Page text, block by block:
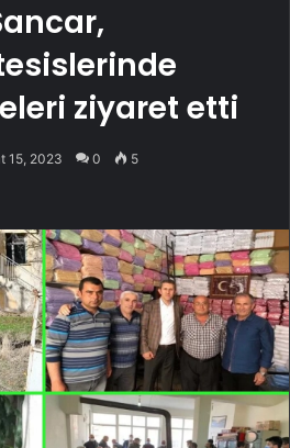
ziyaret etti
15, 2023 0 5